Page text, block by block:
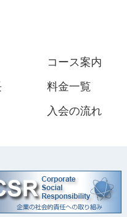
コース案内
料金一覧
入会の流れ